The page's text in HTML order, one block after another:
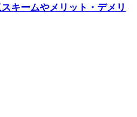
キームやメリット・デメリ